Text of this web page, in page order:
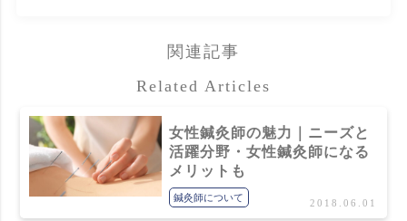
関連記事
Related Articles
女性鍼灸師の魅力｜ニーズと
活躍分野・女性鍼灸師になる
メリットも
鍼灸師について
2018.06.01